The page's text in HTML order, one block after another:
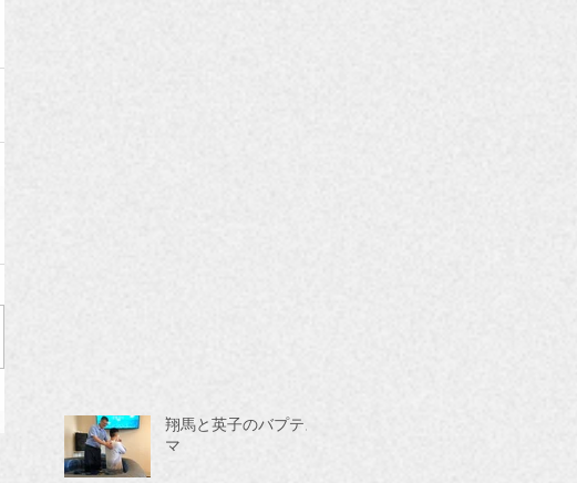
翔馬と英子のバプテス
マ